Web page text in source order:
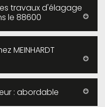
travaux d'élagage
le 88600
MEINHARDT
: abordable